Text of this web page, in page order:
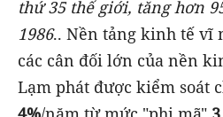
thứ35thế giới, tăng hơn
1986.. Nền tảng kinh tế vĩ
các cân đối lớn của nền
Lạm phát được kiểm soát